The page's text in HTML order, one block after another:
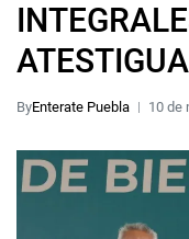
ByEnterate Puebla 10 de